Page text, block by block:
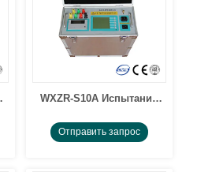
WXZR-S10A Испытание
сопротивления
Отправить запрос